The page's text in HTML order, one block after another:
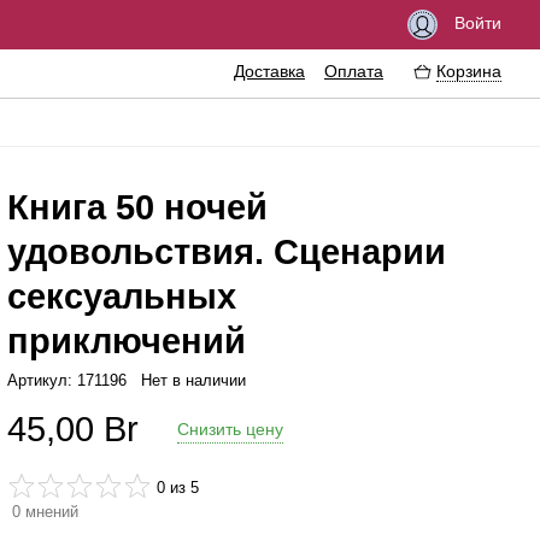
Войти
Доставка Оплата Корзина
средства
гигиена
масла
пениса
Интимные украшения
Эротические сувениры
Литература
Аксессуары для игр
Книга 50 ночей
удовольствия. Сценарии
сексуальных
приключений
Артикул: 171196 Нет в наличии
45,00 Br Снизить цену
0 из 5
0 мнений